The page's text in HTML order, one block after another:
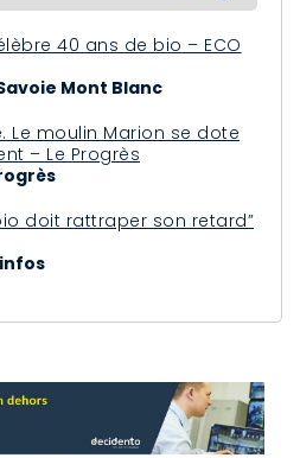
40 ans de bio – ECO
Mont Blanc
Le moulin Marion se dote
– Le Progrès
doit rattraper son retard”